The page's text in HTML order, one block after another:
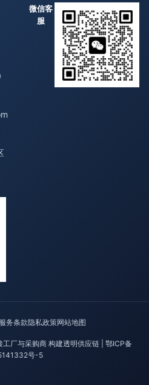
微信客
服
服务条款隐私政策网站地图
厂与采购商 构建透明供应链 | 鄂ICP备
号-5